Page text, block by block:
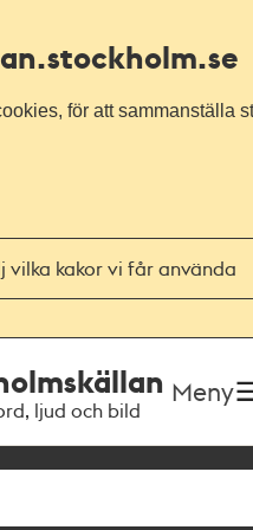
.stockholm.se
för att sammanställa
vilka kakor vi får använda
ljud och bild
Meny